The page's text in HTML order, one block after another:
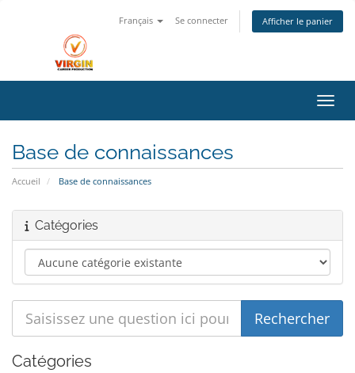
Français Se connecter Afficher le panier
Base de connaissances
Accueil Base de connaissances
Catégories
Catégories